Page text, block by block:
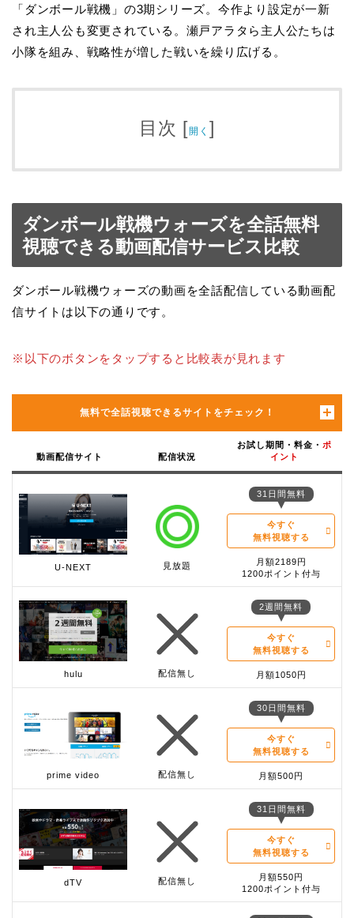
「ダンボール戦機」の3期シリーズ。今作より設定が一新
され主人公も変更されている。瀬戸アラタら主人公たちは
小隊を組み、戦略性が増した戦いを繰り広げる。
目次 [開く ]
ダンボール戦機ウォーズを全話無料
視聴できる動画配信サービス比較
ダンボール戦機ウォーズの動画を全話配信している動画配
信サイトは以下の通りです。
※以下のボタンをタップすると比較表が見れます
無料で全話視聴できるサイトをチェック！
動画配信サイト 配信状況
お試し期間・料金・ ポ
イント
U-NEXT 見放題
31日間無料
今すぐ
無料視聴する
月額2189円
1200ポイント付与
hulu 配信無し
2週間無料
今すぐ
無料視聴する
月額1050円
prime video 配信無し
30日間無料
今すぐ
無料視聴する
月額500円
dTV 配信無し
31日間無料
今すぐ
無料視聴する
月額550円
1200ポイント付与